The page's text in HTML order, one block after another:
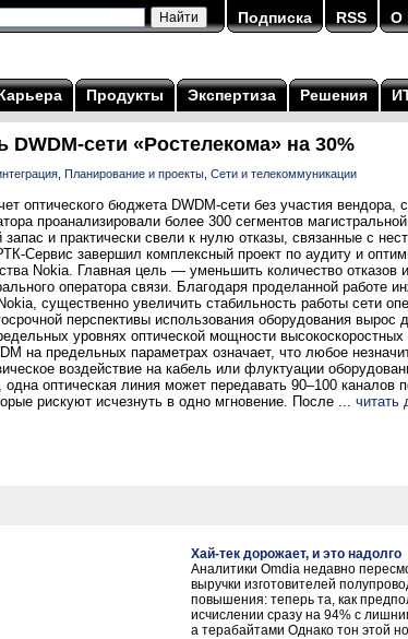
Подписка RSS О
Продукты Экспертиза Решения
сети «Ростелекома» на 30%
Планирование и проекты Сети и телекоммуникации
оптического бюджета DWDM-сети без участия вендора,
проанализировали более 300 сегментов
и практически свели к нулю отказы, связанные с
Сервис завершил комплексный проект по аудиту и
Nokia. Главная цель — уменьшить количество отказов
оператора связи. Благодаря проделанной работе
существенно увеличить стабильность работы сети
перспективы использования оборудования вырос
уровнях оптической мощности
на предельных параметрах означает, что любое
воздействие на кабель или флуктуации
оптическая линия может передавать 90–100 каналов
рискуют исчезнуть в одно мгновение. После ... читать
Хай-тек дорожает, и это надолго
Аналитики Omdia недавно
выручки изготовителей
повышения: теперь та, как
исчислении сразу на 94% с
а терабайтами Однако тон этой